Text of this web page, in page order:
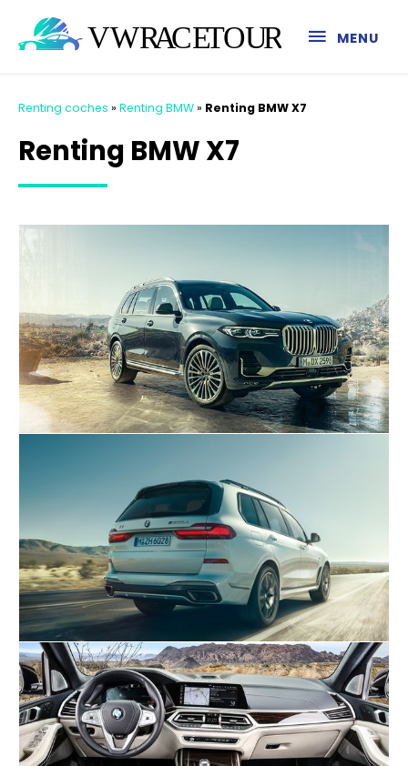
MENU
Renting coches » Renting BMW» Renting BMW X7
Renting BMW X7